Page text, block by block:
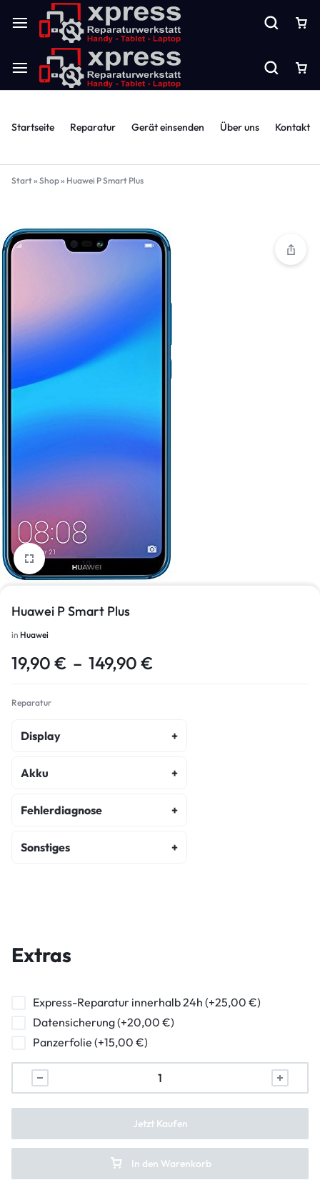
Startseite Reparatur Gerät einsenden Über uns Kontakt
Start» Shop» Huawei P Smart Plus
1/1
Huawei P Smart Plus
in Huawei
19,90 € – 149,90 €
Reparatur
Display
Display Reparatur
Akku
Akku Austausch
Fehlerdiagnose
Fehlerdiagnose
Sonstiges
Powerbutton Reparatur
Ladebuchse Raparatur
Kopfhörerbuchse Reparatur
Lautsprecher Reparatur
Extras
Express-Reparatur innerhalb 24h (+25,00 €)
Datensicherung (+20,00 €)
Panzerfolie (+15,00 €)
In den Warenkorb
Jetzt Kaufen